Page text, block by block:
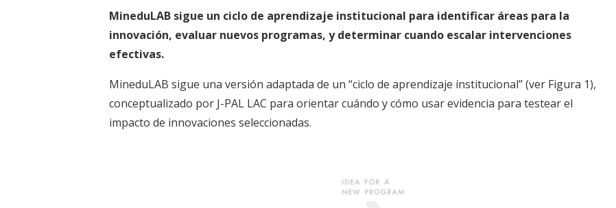
MineduLAB sigue un ciclo de aprendizaje institucional para identificar áreas para la
innovación, evaluar nuevos programas, y determinar cuando escalar intervenciones
efectivas.
MineduLAB sigue una versión adaptada de un “ciclo de aprendizaje institucional” (ver Figura 1),
conceptualizado por J-PAL LAC para orientar cuándo y cómo usar evidencia para testear el
impacto de innovaciones seleccionadas.